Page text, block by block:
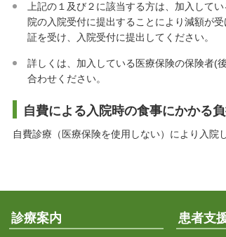
上記の１及び２に該当する方は、加入して
院の入院受付に提出することにより減額が
証を受け、入院受付に提出してください。
詳しくは、加入している医療保険の保険者(
合わせください。
自費による入院時の食事にかかる
自費診療（医療保険を使用しない）により入院
診療案内 患者支